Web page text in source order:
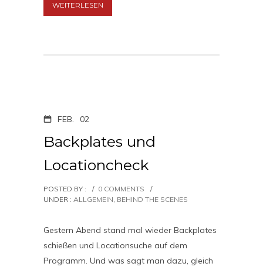
WEITERLESEN
FEB. 02
Backplates und
Locationcheck
POSTED BY : / 0 COMMENTS
/
UNDER : ALLGEMEIN, BEHIND THE SCENES
Gestern Abend stand mal wieder Backplates
schießen und Locationsuche auf dem
Programm. Und was sagt man dazu, gleich